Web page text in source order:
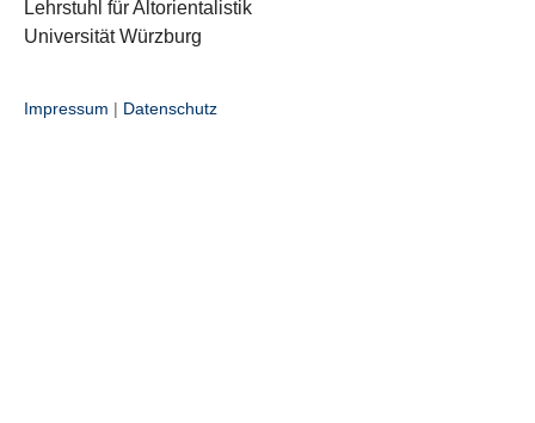
Lehrstuhl für Altorientalistik
Universität Würzburg
Impressum | Datenschutz